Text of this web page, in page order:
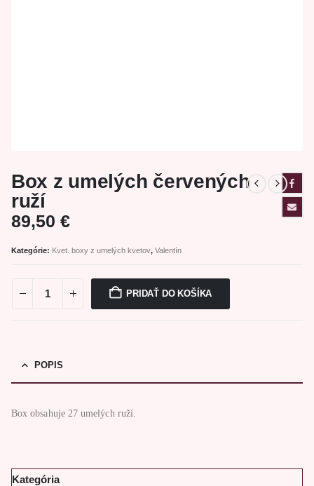
Box z umelých červených
ruží
89,50 €
Kategórie: Kvet. boxy z umelých kvetov, Valentín
PRIDAŤ DO KOŠÍKA
POPIS
Box obsahuje 27 umelých ruží.
Kategória